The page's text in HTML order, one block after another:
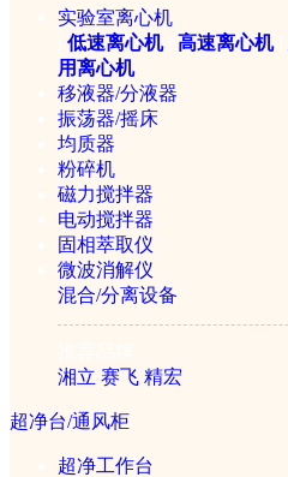
实验室离心机
低速离心机 高速离心机
用离心机
移液器/分液器
振荡器/摇床
均质器
粉碎机
磁力搅拌器
电动搅拌器
固相萃取仪
微波消解仪
混合/分离设备
湘立 赛飞 精宏
超净台/通风柜
超净工作台
氢气发生器
氮气发生器
氢空一体机
氮氢空一体机
1/2